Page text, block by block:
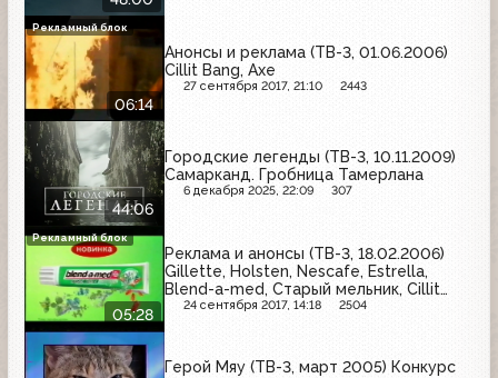
06:14
Анонсы и реклама (ТВ-3, 01.06.2006)
Cillit Bang, Axe
27 сентября 2017, 21:10 2443
Рекламный блок
44:06
Городские легенды (ТВ-3, 10.11.2009)
Самарканд. Гробница Тамерлана
6 декабря 2025, 22:09 307
05:28
Реклама и анонсы (ТВ-3, 18.02.2006)
Gillette, Holsten, Nescafe, Estrella,
Blend-a-med, Старый мельник, Cillit
Bang, Tix
24 сентября 2017, 14:18 2504
Рекламный блок
Герой Мяу (ТВ-3, март 2005) Конкурс